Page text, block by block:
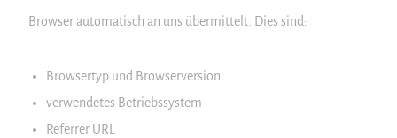
Browser automatisch an uns übermittelt. Dies sind:
Browsertyp und Browserversion
verwendetes Betriebssystem
Referrer URL